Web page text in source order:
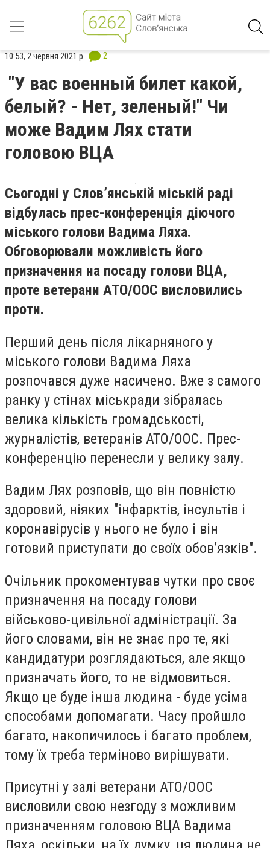
10:53, 2 червня 2021 р. 2
"У вас военный билет какой,
белый? - Нет, зеленый!" Чи
може Вадим Лях стати
головою ВЦА
Сьогодні у Слов’янській міській раді
відбулась прес-конференція діючого
міського голови Вадима Ляха.
Обговорювали можливість його
призначення на посаду голови ВЦА,
проте ветерани АТО/ООС висловились
проти.
Перший день після лікарняного у
міського голови Вадима Ляха
розпочався дуже насичено. Вже з самого
ранку у стінах міськради зібралась
велика кількість громадськості,
журналістів, ветеранів АТО/ООС. Прес-
конференцію перенесли у велику залу.
Вадим Лях розповів, що він повністю
здоровий, ніяких "інфарктів, інсультів і
коронавірусів у нього не було і він
готовий приступати до своїх обов’язків".
Очільник прокоментував чутки про своє
призначення на посаду голови
військово-цивільної адміністрації. За
його словами, він не знає про те, які
кандидатури розглядаються, але якщо
призначать його, то не відмовиться.
Якщо це буде інша людина - буде усіма
способами допомагати. Часу пройшло
багато, накопичилось і багато проблем,
тому їх треба терміново вирішувати.
Присутні у залі ветерани АТО/ООС
висловили свою незгоду з можливим
призначенням головою ВЦА Вадима